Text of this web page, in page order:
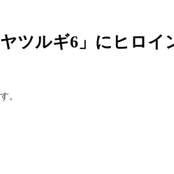
ツルギ6」にヒロイ
。